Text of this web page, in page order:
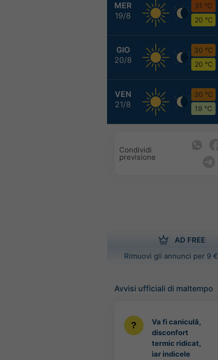
MER
19/8
31 °C
20 °C
GIO
20/8
30 °C
20 °C
VEN
21/8
30 °C
19 °C
Condividi
previsione
AD FREE
Rimuovi gli annunci per 9
Avvisi ufficiali di maltempo
Va fi caniculă,
disconfort
termic ridicat,
iar indicele